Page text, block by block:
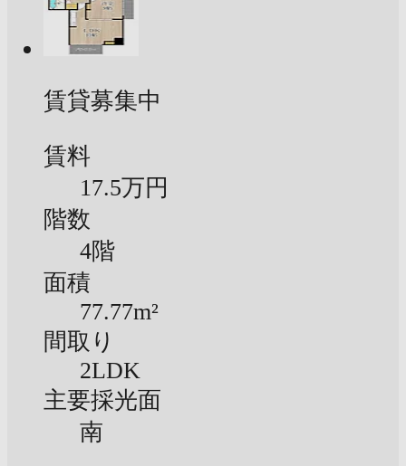
賃貸募集中
賃料
17.5万円
階数
4階
面積
77.77m²
間取り
2LDK
主要採光面
南